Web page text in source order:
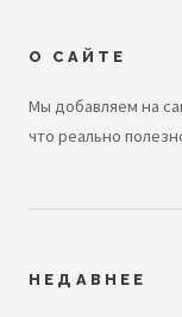
О САЙТЕ
Мы добавляем на
что реально
НЕДАВНЕЕ